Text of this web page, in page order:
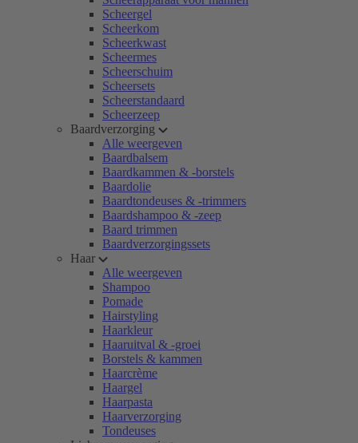
Scheergel
Scheerkom
Scheerkwast
Scheermes
Scheerschuim
Scheersets
Scheerstandaard
Scheerzeep
Baardverzorging
Alle weergeven
Baardbalsem
Baardkammen & -borstels
Baardolie
Baardtondeuses & -trimmers
Baardshampoo & -zeep
Baard trimmen
Baardverzorgingssets
Haar
Alle weergeven
Shampoo
Pomade
Hairstyling
Haarkleur
Haaruitval & -groei
Borstels & kammen
Haarcrème
Haargel
Haarpasta
Haarverzorging
Tondeuses